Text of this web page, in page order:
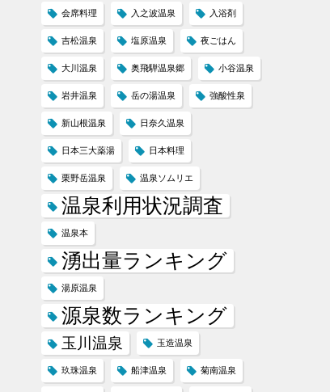
会席料理 入之波温泉 入浴剤
吉松温泉 塩原温泉 夜ごはん
大川温泉 奥飛騨温泉郷 小谷温泉
岩井温泉 岳の湯温泉 強酸性泉
新山根温泉 日奈久温泉
日本三大薬湯 日本料理
栗野岳温泉 温泉ソムリエ
温泉利用状況調査
温泉本
湧出量ランキング
湯原温泉
源泉数ランキング
玉川温泉 玉造温泉
玖珠温泉 船津温泉 菊南温泉